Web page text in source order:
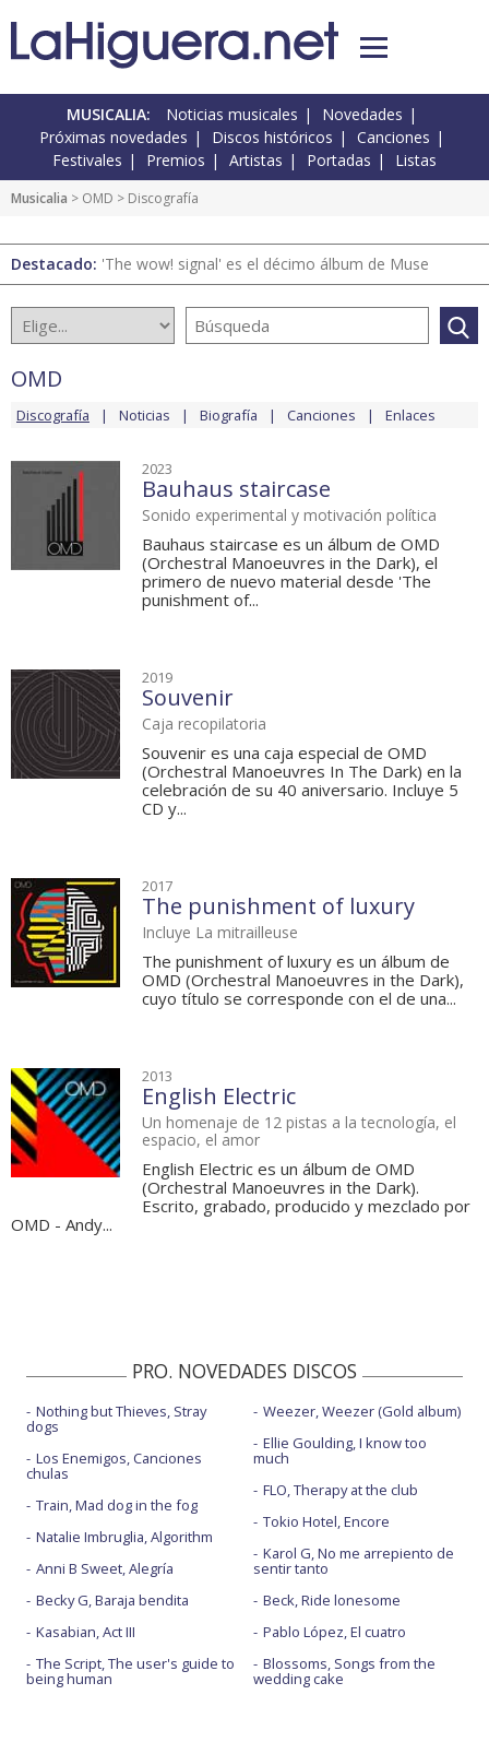
MUSICALIA: Noticias musicales
Novedades
Próximas novedades
Discos históricos
Canciones
Festivales
Premios Artistas Portadas Listas
Musicalia > OMD > Discografía
Destacado: 'The wow! signal' es el décimo álbum de Muse
OMD
Discografía Noticias Biografía Canciones Enlaces
2023
Bauhaus staircase
Sonido experimental y motivación política
Bauhaus staircase es un álbum de OMD
(Orchestral Manoeuvres in the Dark), el
primero de nuevo material desde 'The
punishment of...
2019
Souvenir
Caja recopilatoria
Souvenir es una caja especial de OMD
(Orchestral Manoeuvres In The Dark) en la
celebración de su 40 aniversario. Incluye 5
CD y...
2017
The punishment of luxury
Incluye La mitrailleuse
The punishment of luxury es un álbum de
OMD (Orchestral Manoeuvres in the Dark),
cuyo título se corresponde con el de una...
2013
English Electric
Un homenaje de 12 pistas a la tecnología, el
espacio, el amor
English Electric es un álbum de OMD
(Orchestral Manoeuvres in the Dark).
Escrito, grabado, producido y mezclado por
OMD - Andy...
PRO. NOVEDADES DISCOS
Nothing but Thieves, Stray
dogs
Los Enemigos, Canciones
chulas
Train, Mad dog in the fog
Natalie Imbruglia, Algorithm
Anni B Sweet, Alegría
Becky G, Baraja bendita
Kasabian, Act III
The Script, The user's guide to
being human
Weezer, Weezer (Gold album)
Ellie Goulding, I know too
much
FLO, Therapy at the club
Tokio Hotel, Encore
Karol G, No me arrepiento de
sentir tanto
Beck, Ride lonesome
Pablo López, El cuatro
Blossoms, Songs from the
wedding cake